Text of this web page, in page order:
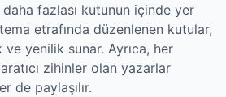
fazlası kutunun içinde yer
etrafında düzenlenen kutular,
yenilik sunar. Ayrıca, her
zihinler olan yazarlar
de paylaşılır.